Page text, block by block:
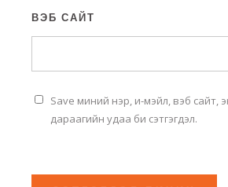
ВЭБ САЙТ
Save миний нэр, и-мэйл, вэб сайт,
дараагийн удаа би сэтгэгдэл.